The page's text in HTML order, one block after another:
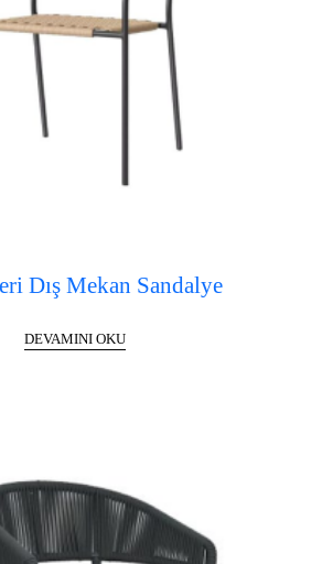
Dış Mekan Sandalye
DEVAMINI OKU